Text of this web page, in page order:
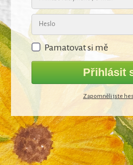
Pamatovat si mě
Přihlásit
Zapomněli jste